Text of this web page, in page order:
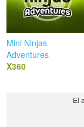
Mini Ninjas
Adventures
X360